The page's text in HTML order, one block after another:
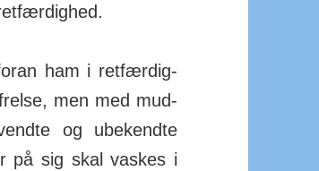
ham i ret­fær­dig­
men med mud­
og ube­kendte
på sig skal vaskes i